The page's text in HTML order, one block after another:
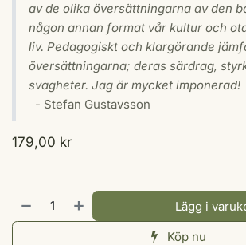
av de olika översättningarna av den
någon annan format vår kultur och
liv. Pedagogiskt och klargörande
översättningarna; deras särdrag,
svagheter. Jag är mycket imponerad!
- Stefan Gustavsson
179,00 kr
Lägg i
Köp nu